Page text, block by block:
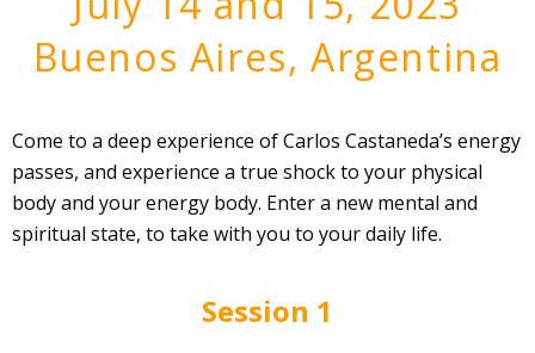
Buenos Aires, Argentina
Come to a deep experience of Carlos Castaneda’s energy
passes, and experience a true shock to your physical
body and your energy body. Enter a new mental and
spiritual state, to take with you to your daily life.
Session 1